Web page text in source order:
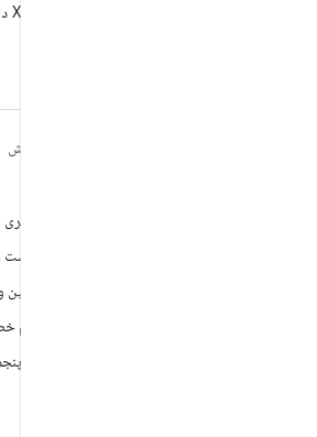
کاوش
دوربین
حریم
نسل